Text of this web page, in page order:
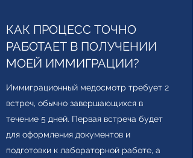
КАК ПРОЦЕСС ТОЧНО
РАБОТАЕТ В ПОЛУЧЕНИИ
МОЕЙ ИММИГРАЦИИ?
Иммиграционный медосмотр требует 2
встреч, обычно завершающихся в
течение 5 дней. Первая встреча будет
для оформления документов и
подготовки к лабораторной работе, а